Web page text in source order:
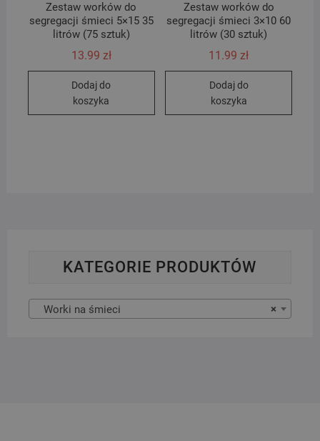
Zestaw worków do
segregacji śmieci 5×15 35
litrów (75 sztuk)
13.99 zł
Dodaj do
koszyka
Zestaw worków do
segregacji śmieci 3×10 60
litrów (30 sztuk)
11.99zł
Dodaj do
koszyka
KATEGORIE PRODUKTÓW
×
Worki na śmieci